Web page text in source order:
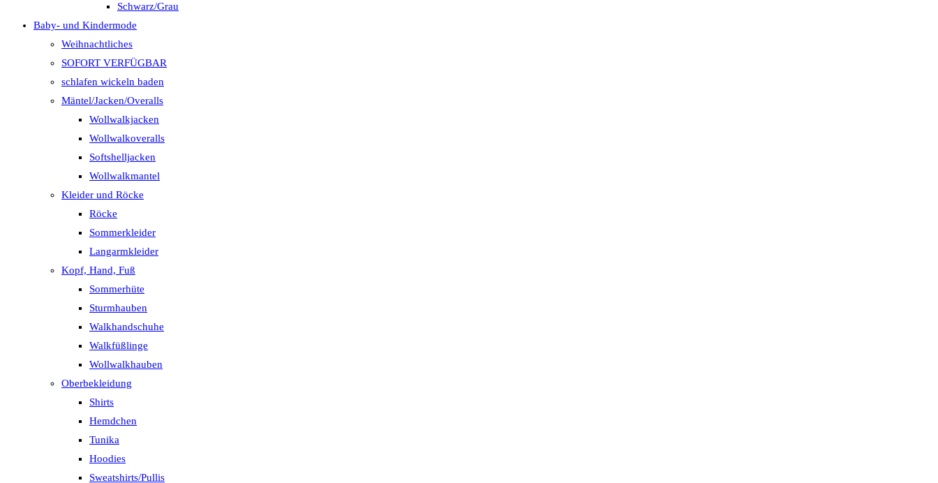
Schwarz/Grau
Baby- und Kindermode
Weihnachtliches
SOFORT VERFÜGBAR
schlafen wickeln baden
Mäntel/Jacken/Overalls
Wollwalkjacken
Wollwalkoveralls
Softshelljacken
Wollwalkmantel
Kleider und Röcke
Röcke
Sommerkleider
Langarmkleider
Kopf, Hand, Fuß
Sommerhüte
Sturmhauben
Walkhandschuhe
Walkfüßlinge
Wollwalkhauben
Oberbekleidung
Shirts
Hemdchen
Tunika
Hoodies
Sweatshirts/Pullis